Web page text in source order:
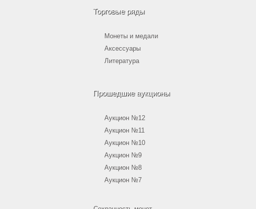
Торговые ряды
Монеты и медали
Аксессуары
Литература
Прошедшие аукционы
Аукцион №12
Аукцион №11
Аукцион №10
Аукцион №9
Аукцион №8
Аукцион №7